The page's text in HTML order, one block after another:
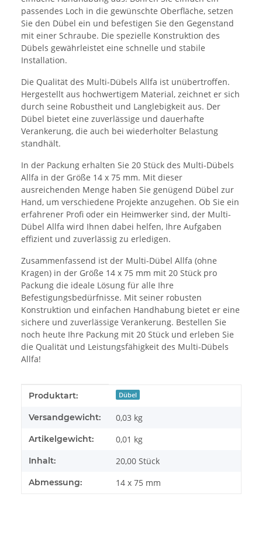
passendes Loch in die gewünschte Oberfläche, setzen
Sie den Dübel ein und befestigen Sie den Gegenstand
mit einer Schraube. Die spezielle Konstruktion des
Dübels gewährleistet eine schnelle und stabile
Installation.
Die Qualität des Multi-Dübels Allfa ist unübertroffen.
Hergestellt aus hochwertigem Material, zeichnet er sich
durch seine Robustheit und Langlebigkeit aus. Der
Dübel bietet eine zuverlässige und dauerhafte
Verankerung, die auch bei wiederholter Belastung
standhält.
In der Packung erhalten Sie 20 Stück des Multi-Dübels
Allfa in der Größe 14 x 75 mm. Mit dieser
ausreichenden Menge haben Sie genügend Dübel zur
Hand, um verschiedene Projekte anzugehen. Ob Sie ein
erfahrener Profi oder ein Heimwerker sind, der Multi-
Dübel Allfa wird Ihnen dabei helfen, Ihre Aufgaben
effizient und zuverlässig zu erledigen.
Zusammenfassend ist der Multi-Dübel Allfa (ohne
Kragen) in der Größe 14 x 75 mm mit 20 Stück pro
Packung die ideale Lösung für alle Ihre
Befestigungsbedürfnisse. Mit seiner robusten
Konstruktion und einfachen Handhabung bietet er eine
sichere und zuverlässige Verankerung. Bestellen Sie
noch heute Ihre Packung mit 20 Stück und erleben Sie
die Qualität und Leistungsfähigkeit des Multi-Dübels
Allfa!
Produkteigenschaft
Wert
Produktart: Dübel
Versandgewicht: 0,03 kg
Artikelgewicht: 0,01 kg
Inhalt: 20,00 Stück
Abmessung: 14 x 75 mm